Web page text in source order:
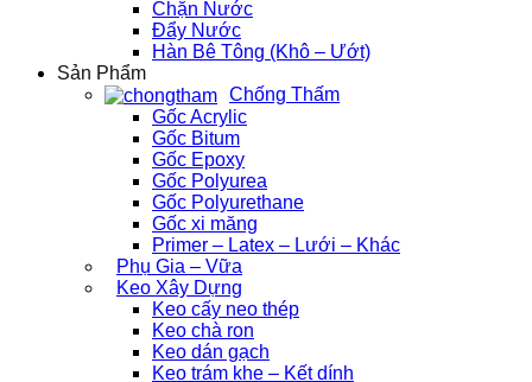
Chặn Nước
Đẩy Nước
Hàn Bê Tông (Khô – Ướt)
Sản Phẩm
Chống Thấm
Gốc Acrylic
Gốc Bitum
Gốc Epoxy
Gốc Polyurea
Gốc Polyurethane
Gốc xi măng
Primer – Latex – Lưới – Khác
Phụ Gia – Vữa
Keo Xây Dựng
Keo cấy neo thép
Keo chà ron
Keo dán gạch
Keo trám khe – Kết dính